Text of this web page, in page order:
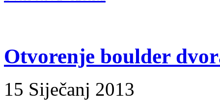
Otvorenje boulder
15 Siječanj 2013